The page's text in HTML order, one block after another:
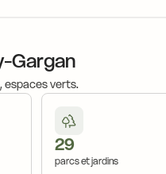
Gargan
espaces verts.
29
parcs et jardins